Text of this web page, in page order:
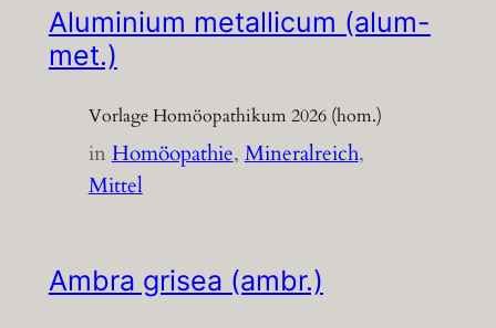
Aluminium metallicum (alum-
met.)
Vorlage Homöopathikum 2026 (hom.)
inHomöopathie, Mineralreich
Mittel
Ambra grisea (ambr.)